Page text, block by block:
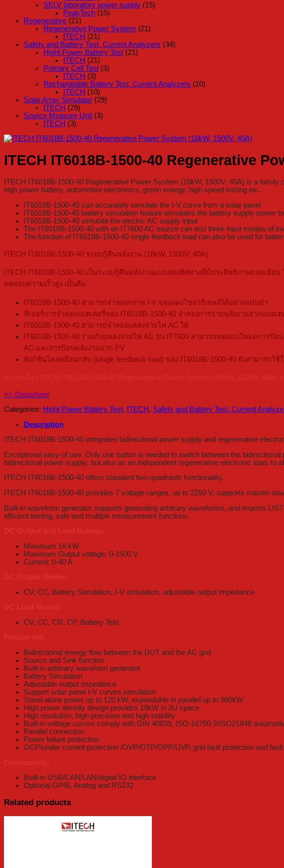
SELV laboratory power supply (15)
PeakTech (15)
Regenerative (21)
Regenerative Power System (21)
ITECH (21)
Safety and Battery Test, Current Analyzers (34)
Hight Power Battery Test (21)
ITECH (21)
Primary Cell Test (3)
ITECH (3)
Rechargeable Battery Test, Current Analyzers (10)
ITECH (10)
Solar Array Simulator (29)
ITECH (29)
Source Measure Unit (3)
ITECH (3)
ITECH IT6018B-1500-40 Regenerative
ITECH IT6018B-1500-40 Regenerative Power System (18kW, 1500V, 40A) is a
high power battery, automotive electronics, green energy, high speed testing etc.
IT6018B-1500-40 can accurately simulate the I-V curve from a solar panel
IT6018B-1500-40 battery simulation feature simulates the battery supply power
IT6018B-1500-40 simulate the electric AC supply input
The IT6018B-1500-40 with an IT7600 AC source can test three input modes of
The function of IT6018B-1500-40 single feedback load can also be used for
ITECH IT6018B-1500-40 ระบบกู้คืนพลังงาน (18kW, 1500V, 40A)
ITECH IT6018B-1500-40 เป็นระบบกู้คืนพลังงานแบบสองทิศทางที่มีประสิทธิภาพยอดเยี่ย
ทดสอบความเร็วสูง เป็นต้น
IT6018B-1500-40 สามารถจำลองกราฟ I-V ของแผงโซลาร์เซลล์ได้อย่างแม่นยำ
ฟีเจอร์การจำลองแบตเตอรี่ของ IT6018B-1500-40 จำลองการจ่ายพลังงานจากแบตเ
IT6018B-1500-40 สามารถจำลองแหล่งจ่ายไฟ AC ได้
IT6018B-1500-40 ร่วมกับแหล่งจ่ายไฟ AC รุ่น IT7600 สามารถทดสอบโหมดการป้
AC และการป้อนพลังงานจาก PV
ฟังก์ชันโหลดย้อนกลับ (single feedback load) ของ IT6018B-1500-40 ยังสามารถ
>> Datasheet
Categories: Hight Power Battery Test, ITECH, Safety and Battery Test, Current
Description
ITECH IT6018B-1500-40 integrates bidirectional power supply and regenerative
Exceptional easy-of use. Only one button is needed to switch between the
bidirectional power supply; but also as an independent regenerative electronic load, to
ITECH IT6018B-1500-40 offers standard two-quadrants functionality.
ITECH IT6018B-1500-40 provides 7 voltage ranges, up to 2250 V, supports master-
Built-in waveform generator supports generating arbitrary waveforms, and imports
efficient testing, safe and multiple measurement functions.
Maximum 18 kW
Maximum Output voltage: 0-1500 V
Current: 0-40 A
CV, CC, Battery Simulation, I-V simulation, adjustable output impedance
CV, CC, CR, CP, Battery Test
Bidirectional energy flow between the DUT and the AC grid
Source and Sink function
Built-in arbitrary waveform generator
Battery Simulation
Adjustable output impedance
Support solar panel I-V curves simulation
Stand-alone power up to 120 kW, expandable in parallel up to 960kW
High power density design provides 18kW in 3U space
High resolution, high precision and high stability
Built-in voltage curves comply with DIN 40839, ISO-16750-2/ISO21848
Parallel connection
Power failure protection
OCP/under current protection /OVP/OTP/OPP/UVP, grid fault protection and
Built-in USB/CAN/LAN/digital IO interface
Optional GPIB, Analog and RS232
Related products